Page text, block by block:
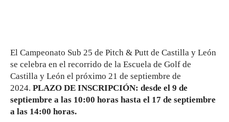
El Campeonato Sub 25 de Pitch & Putt de Castilla y León
se celebra en el recorrido de la Escuela de Golf de
Castilla y León el próximo 21 de septiembre de
2024. PLAZO DE INSCRIPCIÓN: desde el 9 de
septiembre a las 10:00 horas hasta el 17 de septiembre
a las 14:00 horas.